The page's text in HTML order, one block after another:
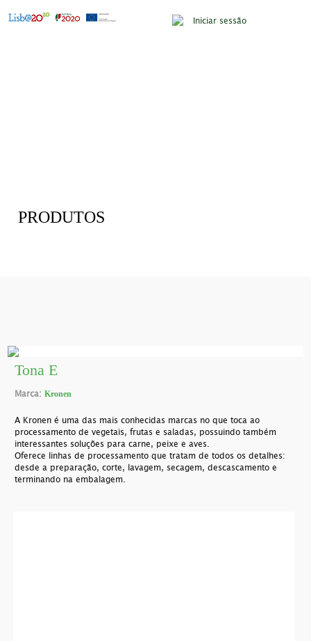
Iniciar sessão
PRODUTOS
Tona E
Marca:Kronen
A Kronen é uma das mais conhecidas marcas no que toca ao
processamento de vegetais, frutas e saladas, possuindo também
interessantes soluções para carne, peixe e aves.
Oferece linhas de processamento que tratam de todos os detalhes:
desde a preparação, corte, lavagem, secagem, descascamento e
terminando na embalagem.